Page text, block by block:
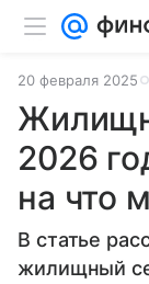
20 февраля 2025
2026
на что
В статье
жилищный